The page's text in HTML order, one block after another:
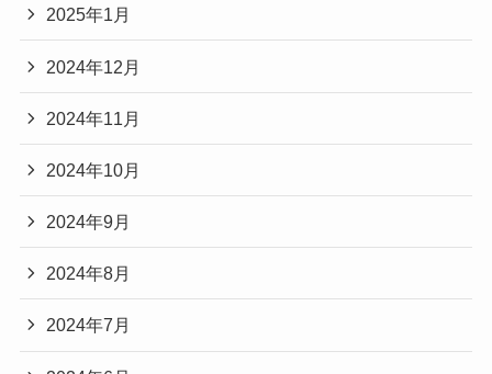
2025年1月
2024年12月
2024年11月
2024年10月
2024年9月
2024年8月
2024年7月